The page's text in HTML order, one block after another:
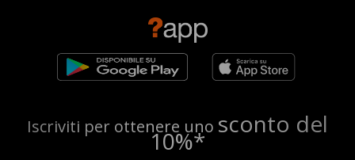
Iscriviti per ottenere uno sconto del
10%*